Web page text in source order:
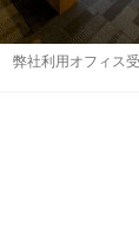
弊社利用オフィス